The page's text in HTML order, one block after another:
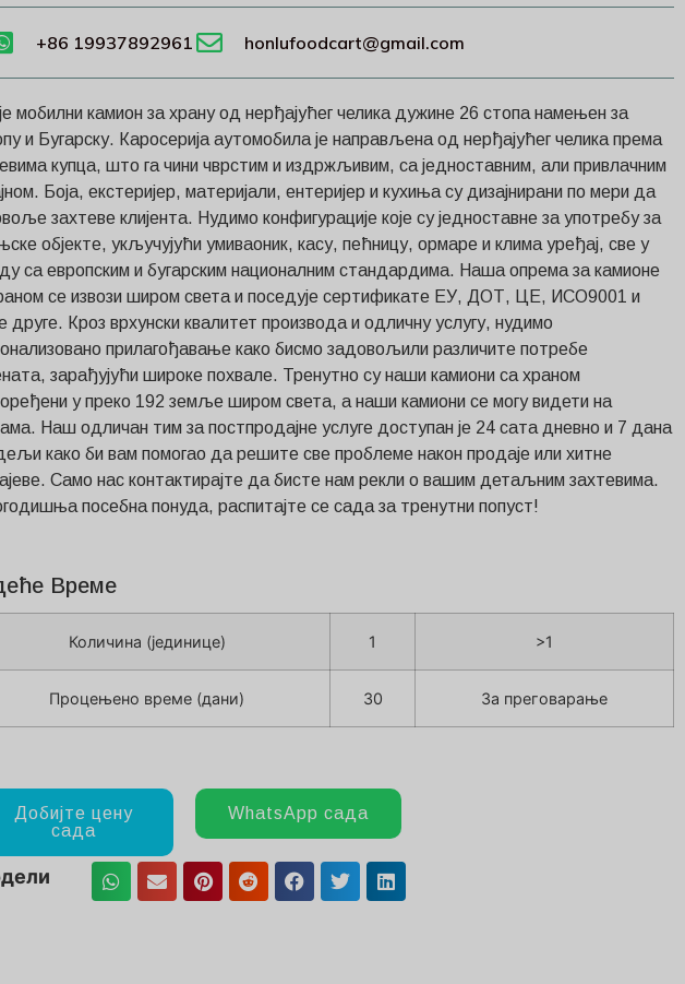
+86 19937892961 honlufoodcart@gmail.com
мобилни камион за храну од нерђајућег челика дужине 26 стопа намењен за
и Бугарску. Каросерија аутомобила је направљена од нерђајућег челика према
купца, што га чини чврстим и издржљивим, са једноставним, али привлачним
Боја, екстеријер, материјали, ентеријер и кухиња су дизајнирани по мери да
захтеве клијента. Нудимо конфигурације које су једноставне за употребу за
објекте, укључујући умиваоник, касу, пећницу, ормаре и клима уређај, све у
са европским и бугарским националним стандардима. Наша опрема за камионе
се извози широм света и поседује сертификате ЕУ, ДОТ, ЦЕ, ИСО9001 и
друге. Кроз врхунски квалитет производа и одличну услугу, нудимо
прилагођавање како бисмо задовољили различите потребе
зарађујући широке похвале. Тренутно су наши камиони са храном
у преко 192 земље широм света, а наши камиони се могу видети на
Наш одличан тим за постпродајне услуге доступан је 24 сата дневно и 7 дана
како би вам помогао да решите све проблеме након продаје или хитне
Само нас контактирајте да бисте нам рекли о вашим детаљним захтевима.
посебна понуда, распитајте се сада за тренутни попуст!
Време
Количина (јединице) 1 >1
Процењено време (дани) 30 За преговарање
Добијте цену
сада
WhatsApp сада